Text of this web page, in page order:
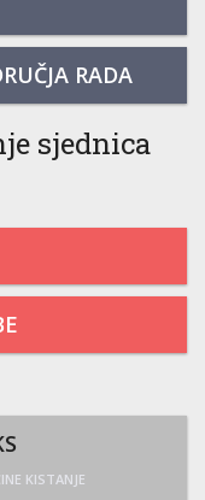
RADA
sjednica
KISTANJE